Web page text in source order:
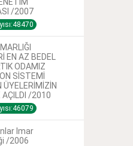
/2007
EN AZ BEDEL
ODAMIZ
SİSTEMİ
ÜYELERİMİZİN
AÇILDI /2010
Imar
/2006